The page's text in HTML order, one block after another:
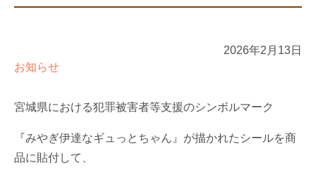
2026年2月13日
お知らせ
宮城県における犯罪被害者等支援のシンボルマーク
『みやぎ伊達なギュっとちゃん』が描かれたシールを商
品に貼付して、